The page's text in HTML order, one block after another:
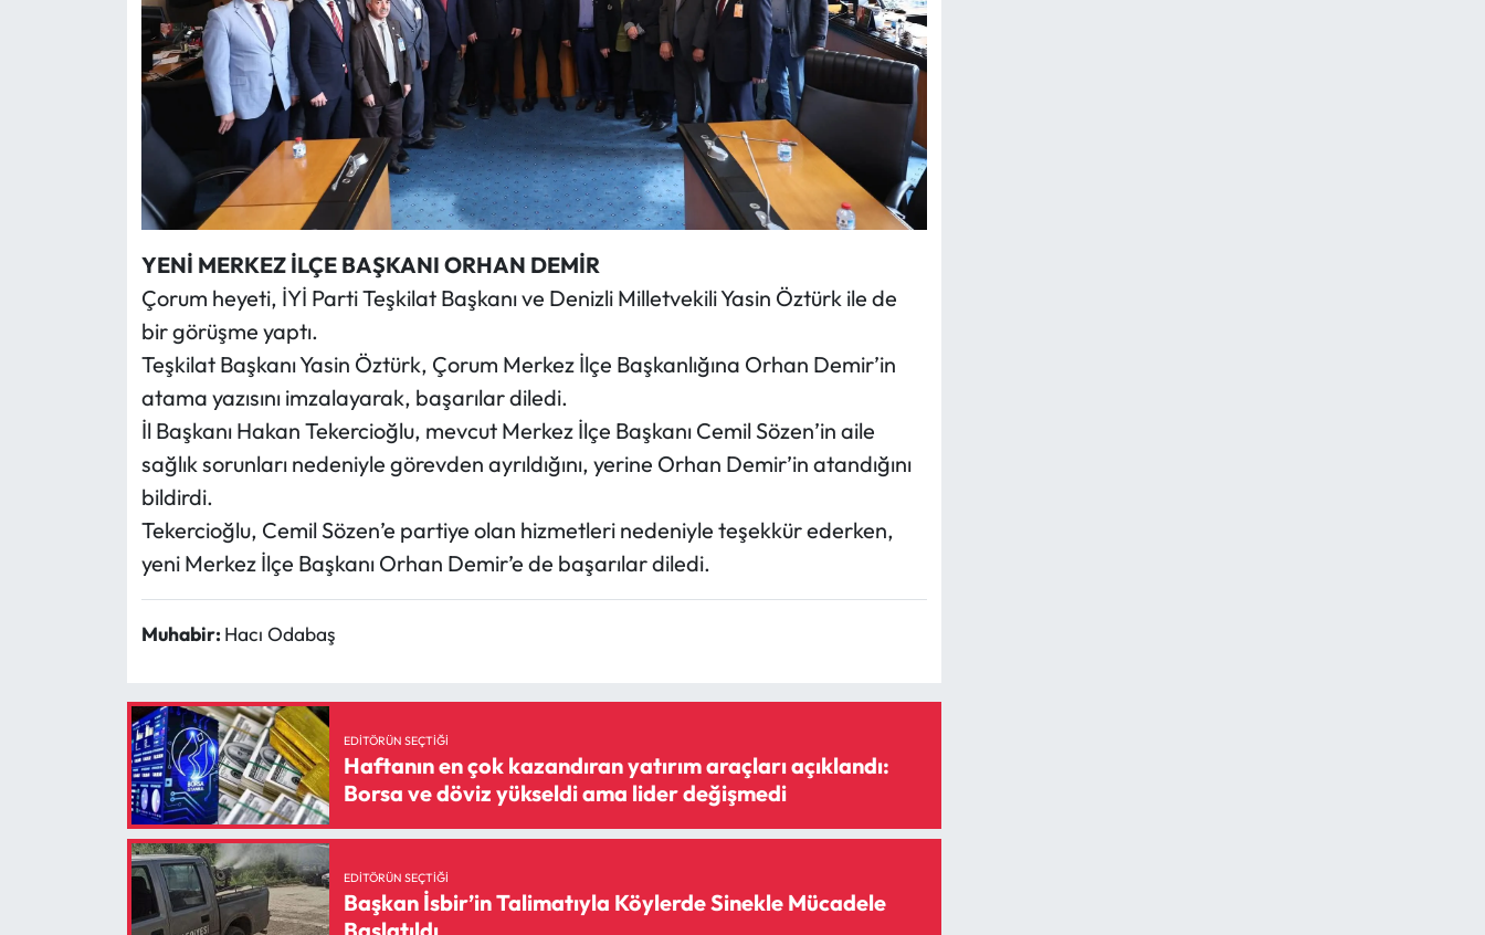
YENİ MERKEZ İLÇE BAŞKANI ORHAN DEMİR
Çorum heyeti, İYİ Parti Teşkilat Başkanı ve Denizli Milletvekili Yasin Öztürk ile de
bir görüşme yaptı.
Teşkilat Başkanı Yasin Öztürk, Çorum Merkez İlçe Başkanlığına Orhan Demir’in
atama yazısını imzalayarak, başarılar diledi.
İl Başkanı Hakan Tekercioğlu, mevcut Merkez İlçe Başkanı Cemil Sözen’in aile
sağlık sorunları nedeniyle görevden ayrıldığını, yerine Orhan Demir’in atandığını
bildirdi.
Tekercioğlu, Cemil Sözen’e partiye olan hizmetleri nedeniyle teşekkür ederken,
yeni Merkez İlçe Başkanı Orhan Demir’e de başarılar diledi.
Muhabir: Hacı Odabaş
EDITÖRÜN SEÇTIĞI
Haftanın en çok kazandıran yatırım araçları açıklandı:
Borsa ve döviz yükseldi ama lider değişmedi
EDITÖRÜN SEÇTIĞI
Başkan İsbir’in Talimatıyla Köylerde Sinekle Mücadele